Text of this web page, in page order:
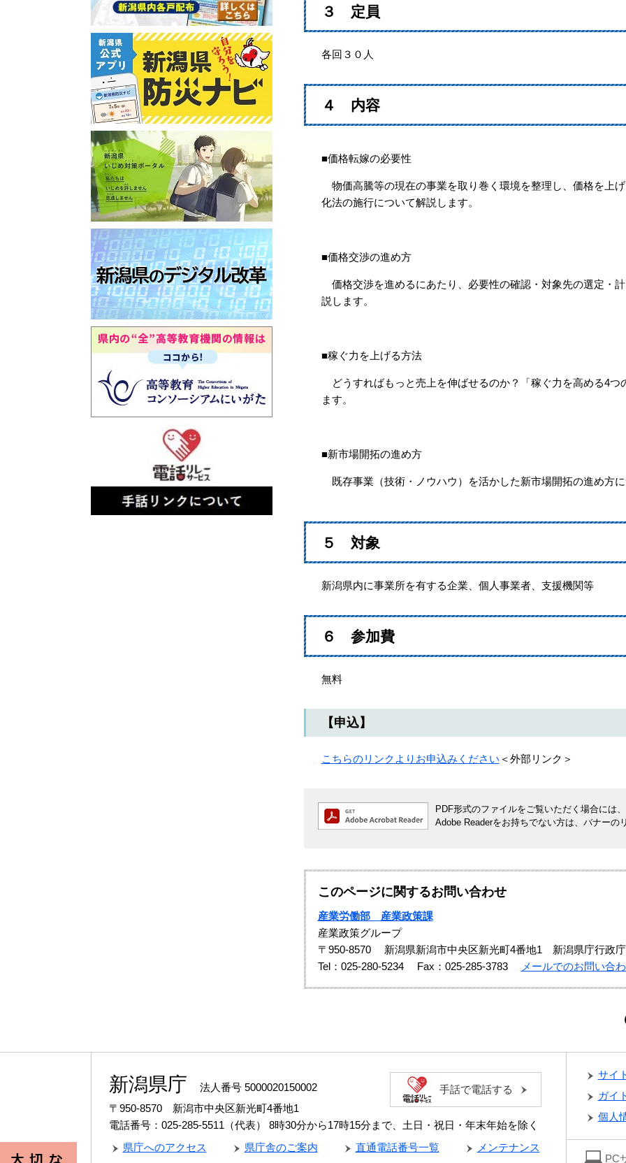
３ 定員
各回３０人
４ 内容
■価格転嫁の必要性
物価高騰等の現在の事業を取り巻く環境を整理し、価格を上
化法の施行について解説します。
■価格交渉の進め方
価格交渉を進めるにあたり、必要性の確認・対象先の選定・
説します。
■稼ぐ力を上げる方法
どうすればもっと売上を伸ばせるのか？「稼ぐ力を高める4つ
ます。
■新市場開拓の進め方
既存事業（技術・ノウハウ）を活かした新市場開拓の進め方
５ 対象
新潟県内に事業所を有する企業、個人事業者、支援機関等
６ 参加費
無料
【申込】
こちらのリンクよりお申込みください ＜外部リンク＞
PDF形式のファイルをご覧いただく場合には
Adobe Readerをお持ちでない方は、バナー
このページに関するお問い合わせ
産業労働部 産業政策課
産業政策グループ
〒950-8570
新潟県新潟市中央区新光町4番地1 新潟県庁行政
Tel：025-280-5234
Fax：025-285-3783 メールでのお問い合
新潟県庁
法人番号 5000020150002
〒950-8570 新潟市中央区新光町4番地1
電話番号：025-285-5511（代表）
8時30分から17時15分まで、土日・祝日・年末年始を除く
手話で電話する
県庁へのアクセス 県庁舎のご案内 直通電話番号一覧 メンテナンス
サイ
ガイ
個人
PC